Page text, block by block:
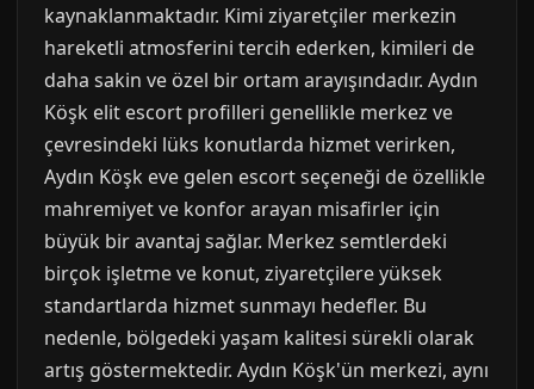
kaynaklanmaktadır. Kimi ziyaretçiler merkezin
hareketli atmosferini tercih ederken, kimileri de
daha sakin ve özel bir ortam arayışındadır. Aydın
Köşk elit escort profilleri genellikle merkez ve
çevresindeki lüks konutlarda hizmet verirken,
Aydın Köşk eve gelen escort seçeneği de özellikle
mahremiyet ve konfor arayan misafirler için
büyük bir avantaj sağlar. Merkez semtlerdeki
birçok işletme ve konut, ziyaretçilere yüksek
standartlarda hizmet sunmayı hedefler. Bu
nedenle, bölgedeki yaşam kalitesi sürekli olarak
artış göstermektedir. Aydın Köşk'ün merkezi, aynı